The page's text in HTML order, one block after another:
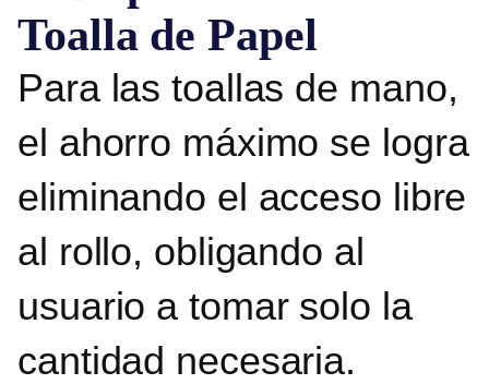
Toalla de Papel
Para las toallas de mano,
el ahorro máximo se logra
eliminando el acceso libre
al rollo, obligando al
usuario a tomar solo la
cantidad necesaria.